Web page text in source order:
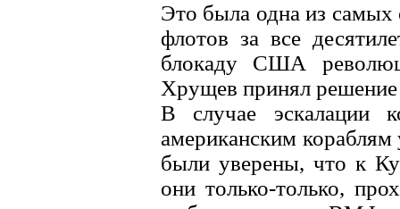
Это была одна из самых
флотов за все
блокаду США
Хрущев принял решение
В случае эскалации
американским
были уверены, что к
они только-только,